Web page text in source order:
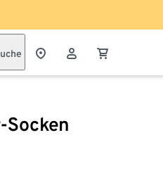
Socken